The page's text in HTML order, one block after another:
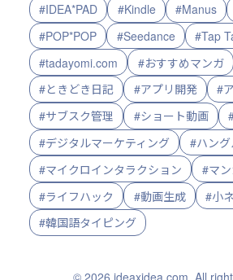
#IDEA*PAD
#Kindle #Manus
#POP*POP
#Seedance
#Tap
#tadayomi.com
#おすすめマンガ
#ときどき日記
#アプリ開発
#
#サブスク管理
#ショート動画
#デジタルマーケティング
#ハン
#マイクロインタラクション
#マ
#ライフハック
#動画生成
#小
#韓国語タイピング
© 2026 ideaxidea.com. All